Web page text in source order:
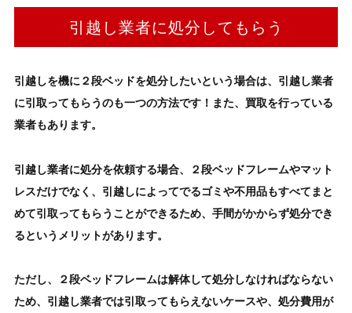
引越し業者に処分してもらう
引越しを機に ２段ベッドを処分したいという場合は、引越し業者
に引取ってもらうのも一つの方法です！また、買取を行っている
業者もあります。
引越し業者に処分を依頼する場合、 ２段ベッドフレームやマット
レスだけでなく、引越しによってでるゴミや不用品もすべてまと
めて引取ってもらうことができるため、 手間がかからず処分でき
るというメリットがあります。
ただし、 ２段ベッドフレームは解体して処分しなければならない
ため、引越し業者では引取ってもらえないケースや、 処分費用が